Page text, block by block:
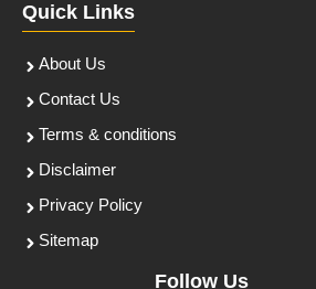
Quick Links
About Us
Contact Us
Terms & conditions
Disclaimer
Privacy Policy
Sitemap
Follow Us